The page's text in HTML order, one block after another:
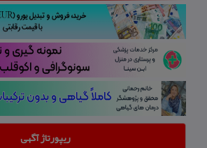
ریپورتاژ آگهی